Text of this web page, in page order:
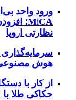
ورود واحد
نظارتی اروپا
هوش مصنوعی
از کار با
حکاکی طلا با